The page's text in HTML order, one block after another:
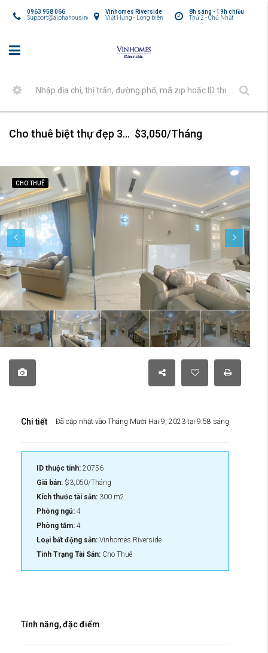
8h sáng - 19h chiều
Thứ 2 - Chủ Nhật
Vinhomes Riverside
Việt Hưng - Long biên
0963 958 066
Support@alphahousing.vn
Cho thuê biệt thự đẹp 300m2 Vinhome Riverside $3,050/Tháng
CHO THUÊ
Chi tiết Đã cập nhật vào Tháng Mười Hai 9, 2023 tại 9:58 sáng
ID thuộc tính: 20756
Giá bán: $3,050/Tháng
Kích thước tài sản: 300 m2
Phòng ngủ: 4
Phòng tắm: 4
Loại bất động sản: Vinhomes Riverside
Tình Trạng Tài Sản: Cho Thuê
Tính năng, đặc điểm